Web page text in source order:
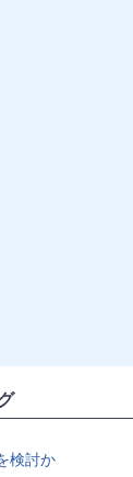
検討か